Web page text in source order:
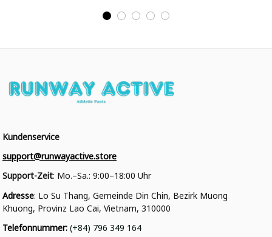
Kundenservice
support@runwayactive.store
Support-Zeit: Mo.–Sa.: 9:00–18:00 Uhr
Adresse: Lo Su Thang, Gemeinde Din Chin, Bezirk Muong
Khuong, Provinz Lao Cai, Vietnam, 310000
Telefonnummer: (+84) 796 349 164